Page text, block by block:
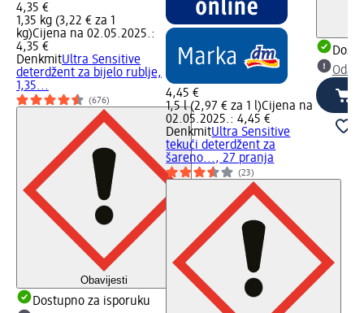
4,35 €
1,35 kg (3,22 € za 1
kg)Cijena na 02.05.2025.:
4,35 €
DenkmitUltra Sensitive
deterdžent za bijelo rublje,
1,35...
(676)
Obavijesti
Dostupno za isporuku
4,45 €
1,5 l (2,97 € za 1 l)Cijena na
02.05.2025.: 4,45 €
DenkmitUltra Sensitive
tekući deterdžent za
šareno..., 27 pranja
(23)